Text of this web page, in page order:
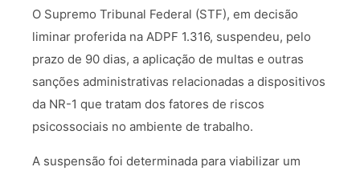
O Supremo Tribunal Federal (STF), em decisão
liminar proferida na ADPF 1.316, suspendeu, pelo
prazo de 90 dias, a aplicação de multas e outras
sanções administrativas relacionadas a dispositivos
da NR-1 que tratam dos fatores de riscos
psicossociais no ambiente de trabalho.
A suspensão foi determinada para viabilizar um